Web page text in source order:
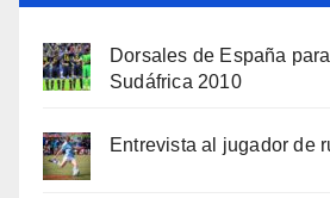
Dorsales de España
Sudáfrica 2010
Entrevista al jugador de